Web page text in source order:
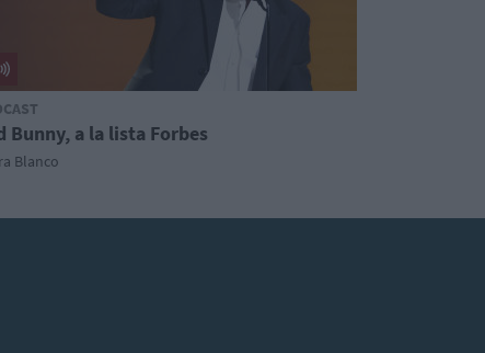
Bunny, a la lista Forbes
Blanco